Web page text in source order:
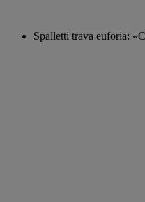
Spalletti trava euforia: